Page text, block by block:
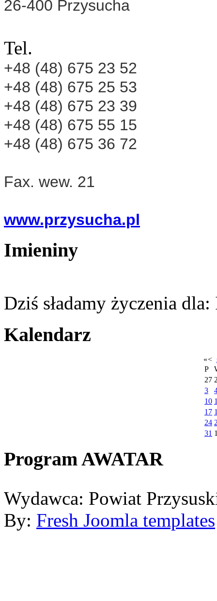
26-400 Przysucha
Tel.
+48 (48) 675 23 52
+48 (48) 675 25 53
+48 (48) 675 23 39
+48 (48) 675 55 15
+48 (48) 675 36 72
Fax. wew. 21
www.przysucha.pl
Imieniny
Dziś sładamy życzenia dla:
Kalendarz
«<
P
27
3
10
17
24
31
Program AWATAR
Wydawca: Powiat
By: Fresh Joomla templates